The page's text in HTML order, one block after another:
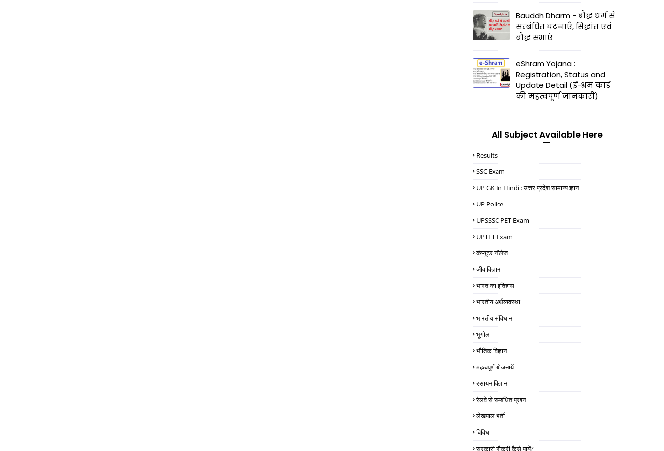
Bauddh Dharm - बौद्ध धर्म से
सम्बंधित घटनाएँ, सिद्धांत एवं
बौद्ध सभाएं
eShram Yojana :
Registration, Status and
Update Detail (ई-श्रम कार्ड
की महत्वपूर्ण जानकारी)
All Subject Available Here
Results
SSC Exam
UP GK In Hindi : उत्तर प्रदेश सामान्य ज्ञान
UP Police
UPSSSC PET Exam
UPTET Exam
कंप्यूटर नॉलेज
जीव विज्ञान
भारत का इतिहास
भारतीय अर्थव्यवस्था
भारतीय संविधान
भूगोल
भौतिक विज्ञान
महत्वपूर्ण योजनायें
रसायन विज्ञान
रेलवे से सम्बंधित प्रश्न
लेखपाल भर्ती
विविध
सरकारी नौकरी कैसे पायें?